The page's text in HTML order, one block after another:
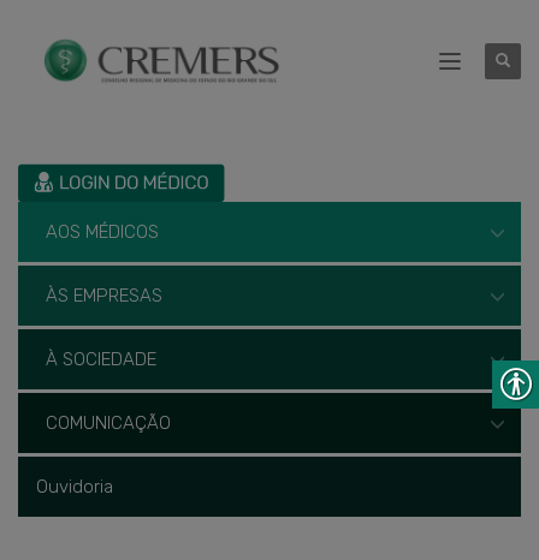
AOS MÉDICOS
ÀS EMPRESAS
À SOCIEDADE
COMUNICAÇÃO
Ouvidoria